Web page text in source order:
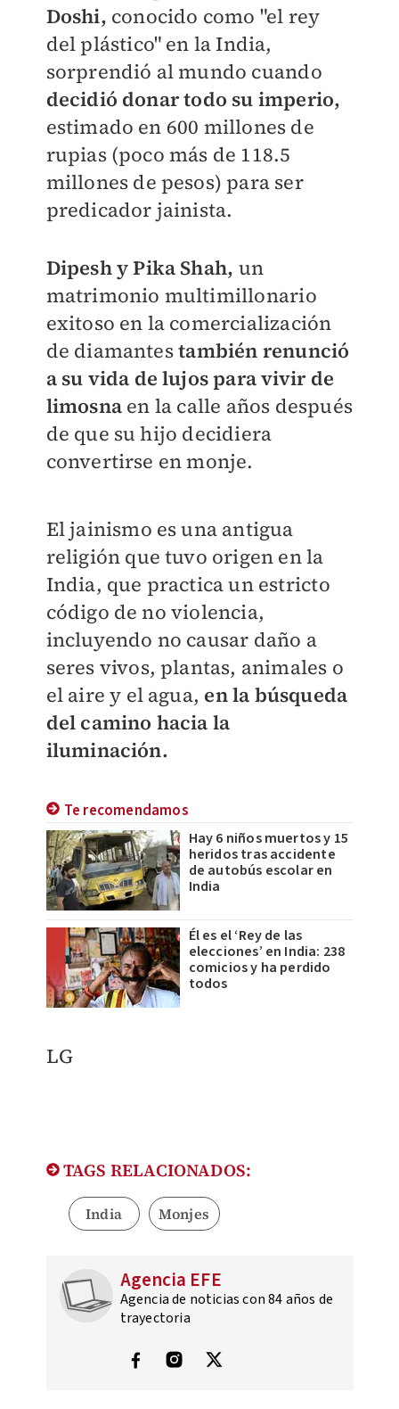
Doshi, conocido como "el rey
del plástico" en la India,
sorprendió al mundo cuando
decidió donar todo su imperio,
estimado en 600 millones de
rupias (poco más de 118.5
millones de pesos) para ser
predicador jainista.
Dipesh y Pika Shah, un
matrimonio multimillonario
exitoso en la comercialización
de diamantestambién renunció
a su vida de lujos para vivir de
limosnaen la calle años después
de que su hijo decidiera
convertirse en monje.
El jainismo es una antigua
religión que tuvo origen en la
India, que practica un estricto
código de no violencia,
incluyendo no causar daño a
seres vivos, plantas, animales o
el aire y el agua, en la búsqueda
del camino hacia la
iluminación.
Te recomendamos
Hay 6 niños muertos y 15
heridos tras accidente
de autobús escolar en
India
Él es el ‘Rey de las
elecciones’ en India: 238
comicios y ha perdido
todos
LG
TAGS RELACIONADOS:
India Monjes
Agencia EFE
Agencia de noticias con 84 años de
trayectoria